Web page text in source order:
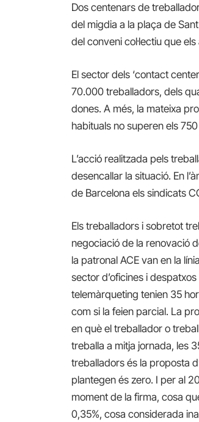
Dos centenars de
del migdia a la plaça de
del conveni col·lectiu que
El sector dels ‘contact
70.000 treballadors, dels
dones. A més, la mateixa
habituals no superen els
L’acció realitzada pels
desencallar la situació. En
de Barcelona els sindicats
Els treballadors i sobretot
negociació de la renovació
la patronal ACE van en la
sector d’oficines i
telemàrqueting tenien 35
com si la feien parcial. La
en què el treballador o
treballa a mitja jornada, les
treballadors és la proposta
plantegen és zero. I per al
moment de la firma, cosa
0,35%, cosa considerada